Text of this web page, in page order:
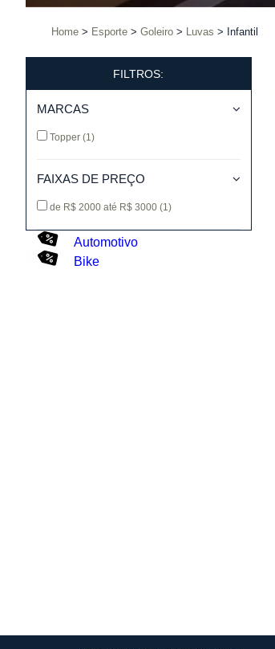
Home Esporte Goleiro Luvas Infantil
FILTROS:
MARCAS
Topper (1)
FAIXAS DE PREÇO
de R$ 2000 até R$ 3000 (1)
Automotivo
Bike